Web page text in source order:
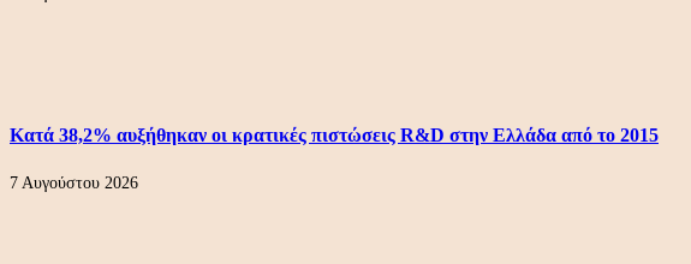
Κατά 38,2% αυξήθηκαν οι κρατικές πιστώσεις R&D στην Ελλάδα από το 2015
7 Αυγούστου 2026